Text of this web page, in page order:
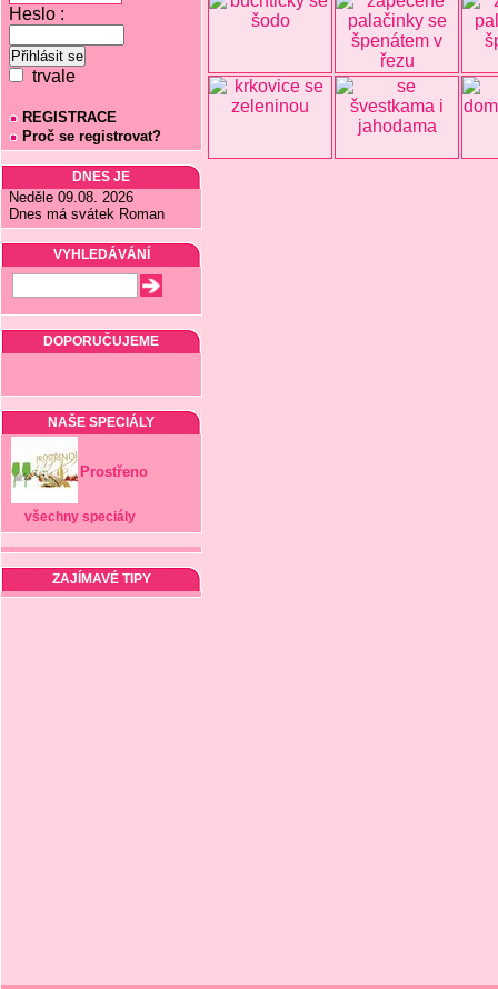
Heslo :
trvale
REGISTRACE
Proč se registrovat?
DNES JE
Neděle 09.08. 2026
Dnes má svátek Roman
VYHLEDÁVÁNÍ
DOPORUČUJEME
NAŠE SPECIÁLY
Prostřeno
všechny speciály
ZAJÍMAVÉ TIPY